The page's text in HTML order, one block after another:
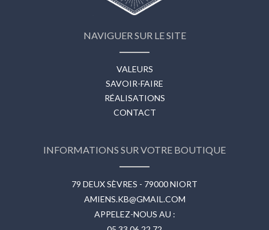
NAVIGUER SUR LE SITE
VALEURS
SAVOIR-FAIRE
RÉALISATIONS
CONTACT
INFORMATIONS SUR VOTRE BOUTIQUE
79 DEUX SÈVRES - 79000 NIORT
AMIENS.KB@GMAIL.COM
APPELEZ-NOUS AU :